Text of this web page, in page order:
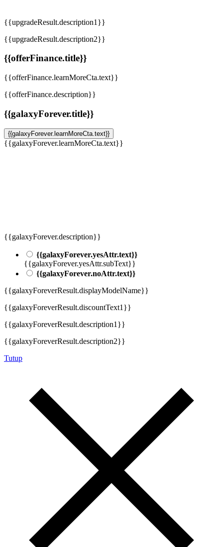
{{upgradeResult.description1}}
{{upgradeResult.description2}}
{{offerFinance.title}}
{{offerFinance.learnMoreCta.text}}
{{offerFinance.description}}
{{galaxyForever.title}}
{{galaxyForever.learnMoreCta.text}}
{{galaxyForever.learnMoreCta.text}}
{{galaxyForever.description}}
{{galaxyForever.yesAttr.text}}
{{galaxyForever.yesAttr.subText}}
{{galaxyForever.noAttr.text}}
{{galaxyForeverResult.displayModelName}}
{{galaxyForeverResult.discountText1}}
{{galaxyForeverResult.description1}}
{{galaxyForeverResult.description2}}
Tutup